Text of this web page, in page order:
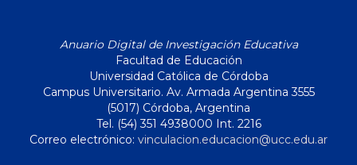
Anuario Digital de Investigación Educativa
Facultad de Educación
Universidad Católica de Córdoba
Campus Universitario. Av. Armada Argentina 3555
(5017) Córdoba, Argentina
Tel. (54) 351 4938000 Int. 2216
Correo electrónico: vinculacion.educacion@ucc.edu.ar